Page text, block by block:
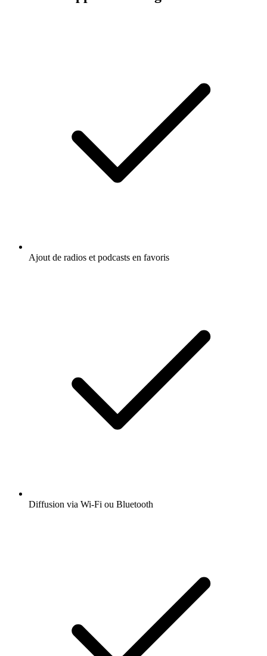
Ajout de radios et podcasts en favoris
Diffusion via Wi-Fi ou Bluetooth